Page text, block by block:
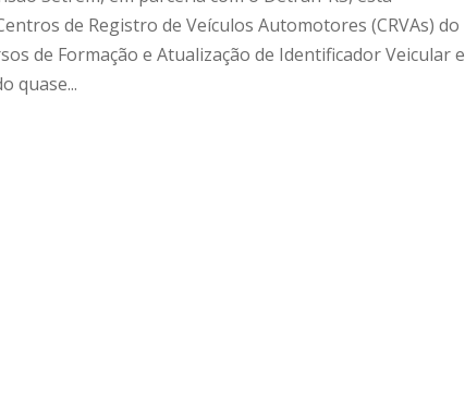
de Registro de Veículos Automotores (CRVAs) do
de Formação e Atualização de Identificador Veicular e
quase...